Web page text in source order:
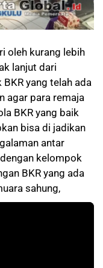
oleh kurang lebih
lanjut dari
yang telah ada
agar para remaja
BKR yang baik
bisa di jadikan
antar
kelompok
BKR yang ada
sahung,